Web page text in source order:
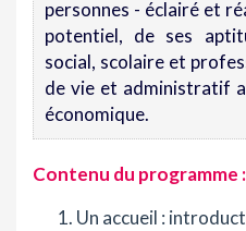
personnes - éclairé et
potentiel, de ses
social, scolaire et
de vie et administratif
économique.
Contenu du programme :
Un accueil :